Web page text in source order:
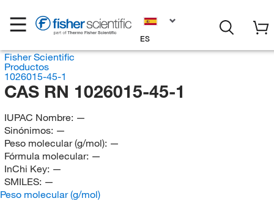
ES
Fisher Scientific
Productos
1026015-45-1
CAS RN 1026015-45-1
IUPAC Nombre: —
Sinónimos: —
Peso molecular (g/mol): —
Fórmula molecular: —
InChi Key: —
SMILES: —
Peso molecular (g/mol)